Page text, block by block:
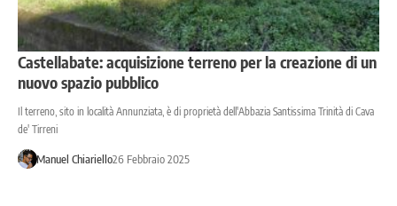
Castellabate: acquisizione terreno per la creazione di un
nuovo spazio pubblico
Il terreno, sito in località Annunziata, è di proprietà dell'Abbazia Santissima Trinità di Cava
de' Tirreni
Manuel Chiariello26 Febbraio 2025